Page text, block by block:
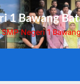
1 Bawang
Negeri 1